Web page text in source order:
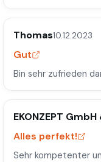
Thomas10.12.2023
Gut
Bin sehr zufrieden
EKONZEPT GmbH
Alles perfekt!
Sehr kompetenter